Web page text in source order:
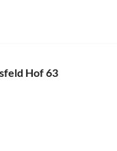
Hof 63